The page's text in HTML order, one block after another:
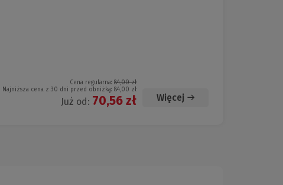
Cena regularna: 84,00 zł
Najniższa cena z 30 dni przed obniżką: 84,00 zł
Już od: 70,56 zł Więcej